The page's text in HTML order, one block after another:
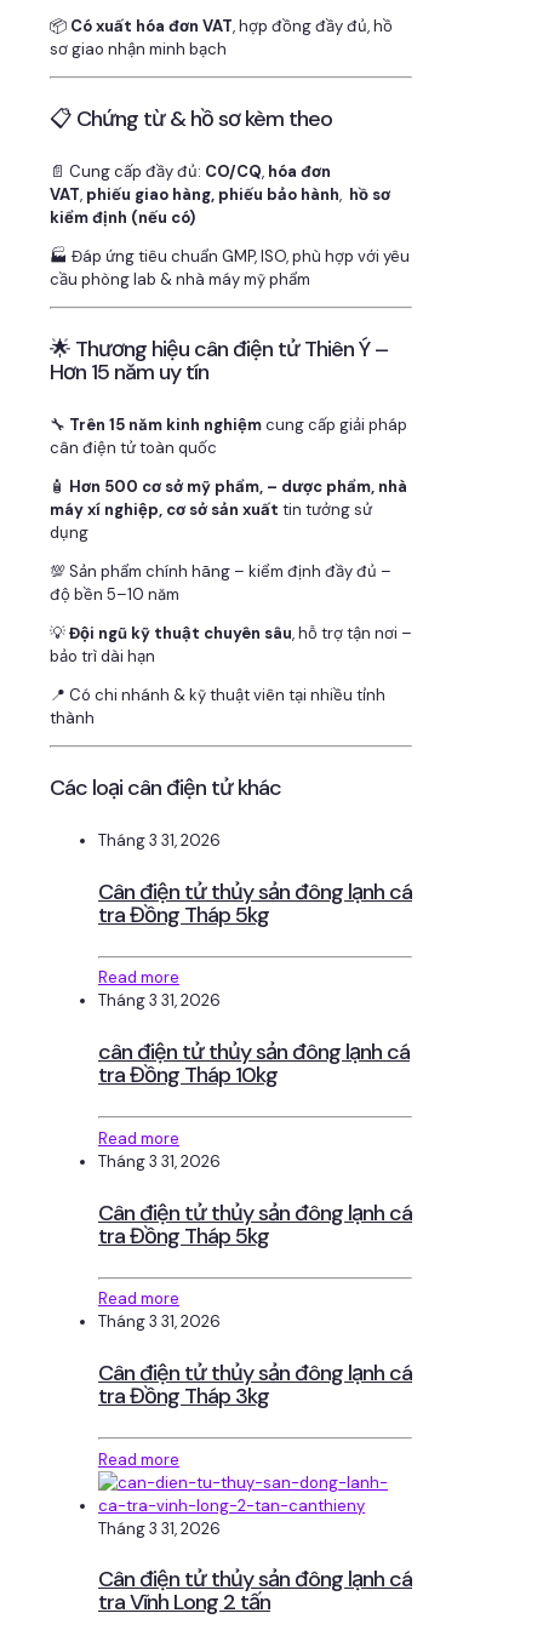
📦 Có xuất hóa đơn VAT, hợp đồng đầy đủ, hồ
sơ giao nhận minh bạch
📋 Chứng từ & hồ sơ kèm theo
📄 Cung cấp đầy đủ: CO/CQ, hóa đơn
VAT, phiếu giao hàng, phiếu bảo hành, hồ sơ
kiểm định (nếu có)
🏭 Đáp ứng tiêu chuẩn GMP, ISO, phù hợp với yêu
cầu phòng lab & nhà máy mỹ phẩm
🌟 Thương hiệu cân điện tử Thiên Ý –
Hơn 15 năm uy tín
🔧 Trên 15 năm kinh nghiệmcung cấp giải pháp
cân điện tử toàn quốc
🧴 Hơn 500 cơ sở mỹ phẩm, – dược phẩm, nhà
máy xí nghiệp, cơ sở sản xuất tin tưởng sử
dụng
💯 Sản phẩm chính hãng – kiểm định đầy đủ –
độ bền 5–10 năm
💡Đội ngũ kỹ thuật chuyên sâu, hỗ trợ tận nơi –
bảo trì dài hạn
📍 Có chi nhánh & kỹ thuật viên tại nhiều tỉnh
thành
Các loại cân điện tử khác
Tháng 3 31, 2026
Cân điện tử thủy sản đông lạnh cá
tra Đồng Tháp 5kg
Read more
Tháng 3 31, 2026
cân điện tử thủy sản đông lạnh cá
tra Đồng Tháp 10kg
Read more
Tháng 3 31, 2026
Cân điện tử thủy sản đông lạnh cá
tra Đồng Tháp 5kg
Read more
Tháng 3 31, 2026
Cân điện tử thủy sản đông lạnh cá
tra Đồng Tháp 3kg
Read more
Tháng 3 31, 2026
Cân điện tử thủy sản đông lạnh cá
tra Vĩnh Long 2 tấn